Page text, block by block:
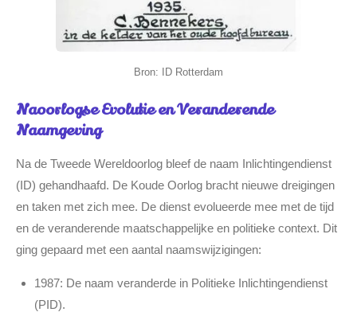
Bron: ID Rotterdam
Naoorlogse Evolutie en Veranderende
Naamgeving
Na de Tweede Wereldoorlog bleef de naam Inlichtingendienst
(ID) gehandhaafd. De Koude Oorlog bracht nieuwe dreigingen
en taken met zich mee. De dienst evolueerde mee met de tijd
en de veranderende maatschappelijke en politieke context. Dit
ging gepaard met een aantal naamswijzigingen:
1987: De naam veranderde in Politieke Inlichtingendienst
(PID).